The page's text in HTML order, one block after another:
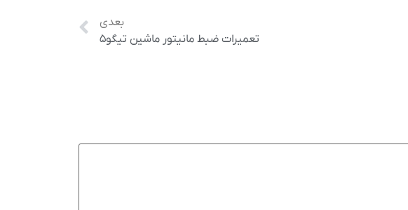
بعدی
تعمیرات ضبط مانیتور ماشین تیگو5